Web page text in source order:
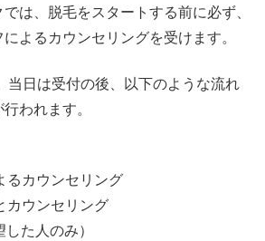
は、脱毛をスタートする前に必ず、
よるカウンセリングを受けます。
当日は受付の後、以下のような流れ
われます。
るカウンセリング
カウンセリング
た人のみ）